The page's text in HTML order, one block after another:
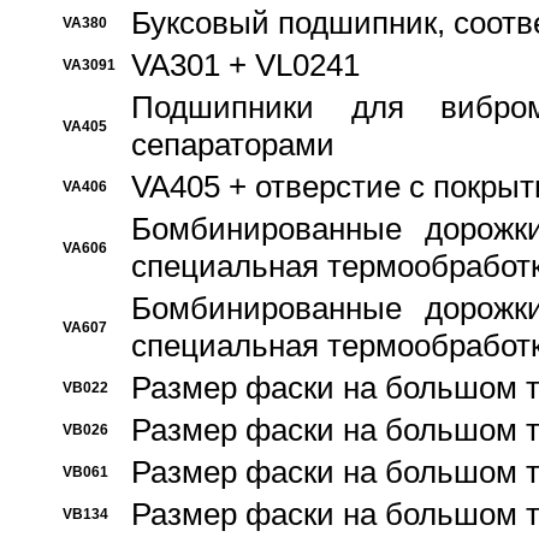
VA380 Буксовый подшипник,
VA3091 VA301 + VL0241
VA405
Подшипники для
сепараторами
VA406 VA405 + отверстие с
VA606
Бомбинированные
специальная
VA607
Бомбинированные
специальная
VB022 Размер фаски на большом
VB026 Размер фаски на большом
VB061 Размер фаски на большом
VB134 Размер фаски на большом